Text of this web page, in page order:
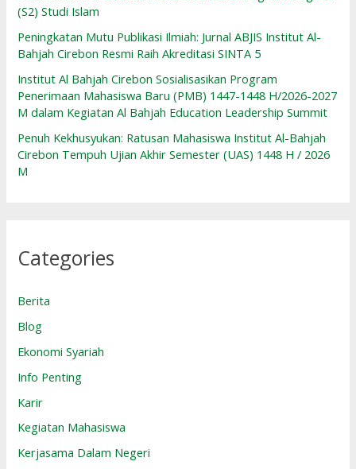
(S2) Studi Islam
Peningkatan Mutu Publikasi Ilmiah: Jurnal ABJIS Institut Al-
Bahjah Cirebon Resmi Raih Akreditasi SINTA 5
Institut Al Bahjah Cirebon Sosialisasikan Program
Penerimaan Mahasiswa Baru (PMB) 1447-1448 H/2026-2027
M dalam Kegiatan Al Bahjah Education Leadership Summit
Penuh Kekhusyukan: Ratusan Mahasiswa Institut Al-Bahjah
Cirebon Tempuh Ujian Akhir Semester (UAS) 1448 H / 2026
M
Categories
Berita
Blog
Ekonomi Syariah
Info Penting
Karir
Kegiatan Mahasiswa
Kerjasama Dalam Negeri